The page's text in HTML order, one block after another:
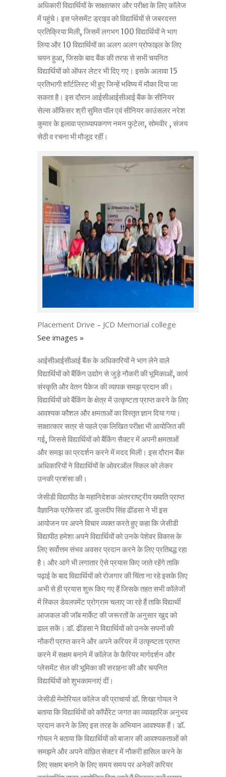
अधिकारी विद्यार्थियों के साक्षात्कार और परीक्षा के लिए कॉलेज
में पहुंचे। इस प्लेसमेंट ड्राइव को विद्यार्थियों से जबरदस्त
प्रतिक्रिया मिली, जिसमें लगभग 100 विद्यार्थियों ने भाग
लिया और 10 विद्यार्थियों का अलग अलग प्रोफाइल के लिए
चयन हुआ, जिसके बाद बैंक की तरफ से सभी चयनित
विद्यार्थियों को ऑफर लेटर भी दिए गए। इसके अलावा 15
प्रतिभागी शॉर्टलिस्ट भी हुए जिन्हें भविष्य में मौका दिया जा
सकता है। इस दौरान आईसीआईसीआई बैंक के सीनियर
सेल्स ऑफिसर श्री सुमित पॉल एवं सीनियर काउंसलर नरेश
कुमार के इलावा प्राध्यापकगण नमन फुटेला, सोमवीर , संजय
सेठी व रचना भी मौजूद रहीं।
Placement Drive – JCD Memorial college
See images »
आईसीआईसीआई बैंक के अधिकारियों ने भाग लेने वाले
विद्यार्थियों को बैंकिंग उद्योग से जुड़े नौकरी की भूमिकाओं, कार्य
संस्कृति और वेतन पैकेज की व्यापक समझ प्रदान की।
विद्यार्थियों को बैंकिंग के क्षेत्र में उत्कृष्टता प्राप्त करने के लिए
आवश्यक कौशल और क्षमताओं का विस्तृत ज्ञान दिया गया।
साक्षात्कार सत्र से पहले एक लिखित परीक्षा भी आयोजित की
गई, जिससे विद्यार्थियों को बैंकिंग सैक्टर में अपनी क्षमताओं
और समझ का प्रदर्शन करने में मदद मिली। इस दौरान बैंक
अधिकारियों ने विद्यार्थियों के ओवरऑल स्किल को लेकर
उनकी प्रशंसा की।
जेसीडी विद्यापीठ के महानिदेशक अंतरराष्ट्रीय ख्याति प्राप्त
वैज्ञानिक प्रोफेसर डॉ. कुलदीप सिंह ढींडसा ने भी इस
आयोजन पर अपने विचार व्यक्त करते हुए कहा कि जेसीडी
विद्यापीठ हमेशा अपने विद्यार्थियों को उनके पेशेवर विकास के
लिए सर्वोत्तम संभव अवसर प्रदान करने के लिए प्रतिबद्ध रहा
है। और आगे भी लगातार ऐसे प्रयास किए जाते रहेंगे ताकि
पढ़ाई के बाद विद्यार्थियों को रोजगार की चिंता ना रहे इसके लिए
अभी से ही प्रयास शुरू किए गए हैं जिसके तहत सभी कॉलेजों
में स्किल डेवलपमेंट प्रोग्राम चलाए जा रहे हैं ताकि विद्यार्थी
आजकल की जॉब मार्केट की जरूरतों के अनुसार खुद को
ढाल सकें। डॉ. ढींडसा ने विद्यार्थियों को उनके सपनों की
नौकरी प्राप्त करने और अपने करियर में उत्कृष्टता प्राप्त
करने में सक्षम बनाने में कॉलेज के कैरियर मार्गदर्शन और
प्लेसमेंट सेल की भूमिका की सराहना की और चयनित
विद्यार्थियों को शुभकामनाएं दीं।
जेसीडी मेमोरियल कॉलेज की प्राचार्या डॉ. शिखा गोयल ने
बताया कि विद्यार्थियों को कॉर्पोरेट जगत का व्यावहारिक अनुभव
प्रदान करने के लिए इस तरह के अभियान आवश्यक हैं। डॉ.
गोयल ने बताया कि विद्यार्थियों को बाजार की आवश्यकताओं को
समझने और अपने वांछित सेक्टर में नौकरी हासिल करने के
लिए सक्षम बनाने के लिए समय समय पर अनेकों करियर